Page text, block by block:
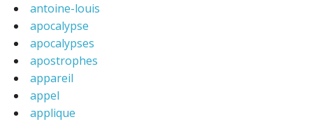
antoine-louis
apocalypse
apocalypses
apostrophes
appareil
appel
applique